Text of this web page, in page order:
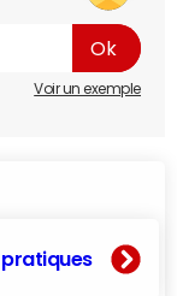
Voir un exemple
pratiques